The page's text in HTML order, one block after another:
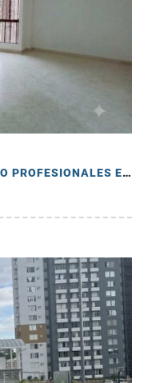
APARTAMENTO EN VENTA BARRIO PROFESIONALES ED. ANGLES ARMENIA QUINDIO